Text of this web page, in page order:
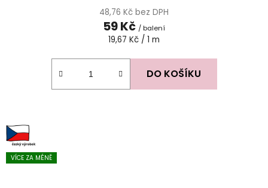
48,76 Kč bez DPH
59 Kč / balení
Měrná
19,67 Kč / 1 m
DO KOŠÍKU
VÍCE ZA MÉNĚ